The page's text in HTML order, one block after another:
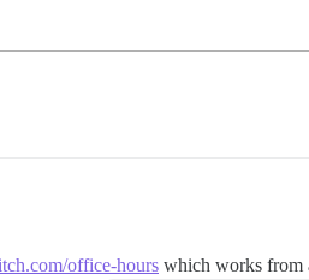
office-hours which works from